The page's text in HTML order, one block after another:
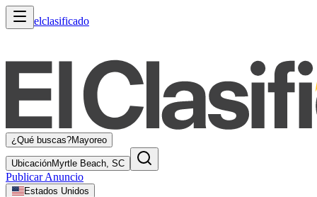
elclasificado
¿Qué buscas?Mayoreo
UbicaciónMyrtle Beach, SC
Publicar Anuncio
Estados Unidos